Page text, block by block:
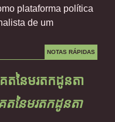
plataforma política
de um
NOTAS RÁPIDAS
តនៃមរតកដូនតា
តនៃមរតកដូនតា